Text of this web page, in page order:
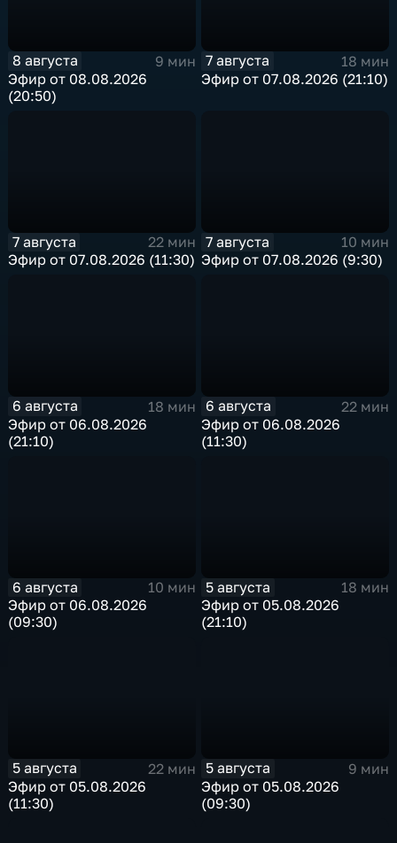
8 августа
9 мин
Эфир от 08.08.2026
(20:50)
7 августа
18 мин
Эфир от 07.08.2026 (21:10)
7 августа
22 мин
Эфир от 07.08.2026 (11:30)
7 августа
10 мин
Эфир от 07.08.2026 (9:30)
6 августа
18 мин
Эфир от 06.08.2026
(21:10)
6 августа
22 мин
Эфир от 06.08.2026
(11:30)
6 августа
10 мин
Эфир от 06.08.2026
(09:30)
5 августа
18 мин
Эфир от 05.08.2026
(21:10)
5 августа
22 мин
Эфир от 05.08.2026
(11:30)
5 августа
9 мин
Эфир от 05.08.2026
(09:30)